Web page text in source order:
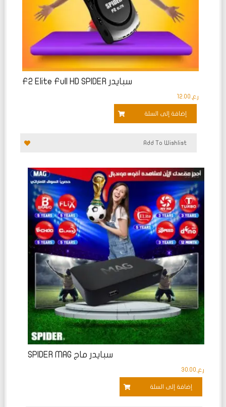
سبايدر F2 Elite Full HD SPIDER
ر.ع. 12.00
إضافة إلى السلة
Add To Wishlist
سبايدر ماج SPIDER MAG
تم
التقييم
0
من
5
ر.ع. 30.00
إضافة إلى السلة